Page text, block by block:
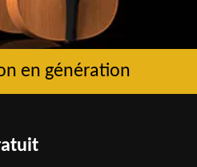
en génération